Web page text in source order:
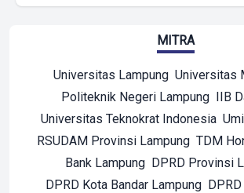
MITRA
Universitas Lampung Universitas
Politeknik Negeri Lampung IIB
Universitas Teknokrat Indonesia
RSUDAM Provinsi Lampung TDM
Bank Lampung DPRD Provinsi
DPRD Kota Bandar Lampung